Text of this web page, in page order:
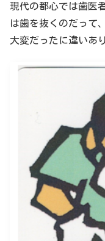
現代の都心では歯医
は歯を抜くのだって
大変だったに違いあ